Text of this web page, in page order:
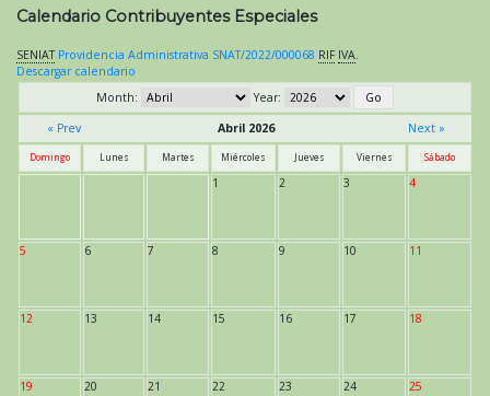
Calendario Contribuyentes Especiales
SENIAT Providencia Administrativa SNAT/2022/000068 RIF IVA.
Descargar calendario
Month:
Year:
« Prev
Abril 2026 Next »
Domingo Lunes Martes Miércoles Jueves Viernes Sábado
1 2 3 4
5 6 7 8 9 10 11
12 13 14 15 16 17 18
19 20 21 22 23 24 25